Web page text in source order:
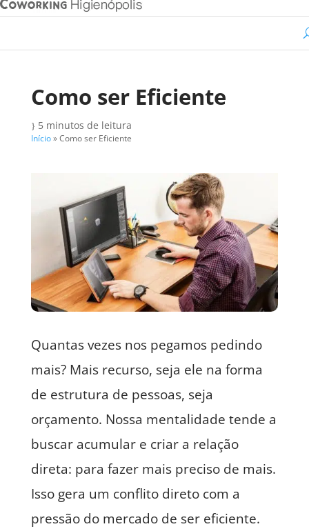
Como ser Eficiente
} 5 minutos de leitura
Início»Como ser Eficiente
Quantas vezes nos pegamos pedindo
mais? Mais recurso, seja ele na forma
de estrutura de pessoas, seja
orçamento. Nossa mentalidade tende a
buscar acumular e criar a relação
direta: para fazer mais preciso de mais.
Isso gera um conflito direto com a
pressão do mercado de ser eficiente.